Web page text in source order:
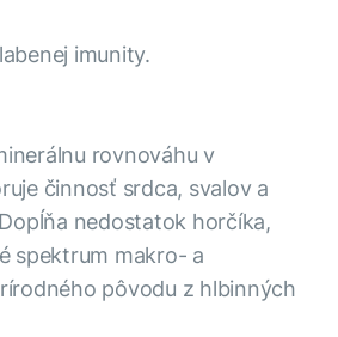
imunity.
rovnováhu v
činnosť srdca, svalov a
nedostatok horčíka,
spektrum makro- a
pôvodu z hlbinných